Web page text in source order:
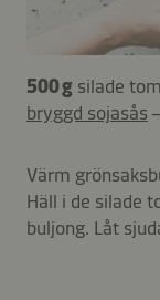
500 g silade
bryggd sojasås
Värm
Häll i de silade
buljong. Låt